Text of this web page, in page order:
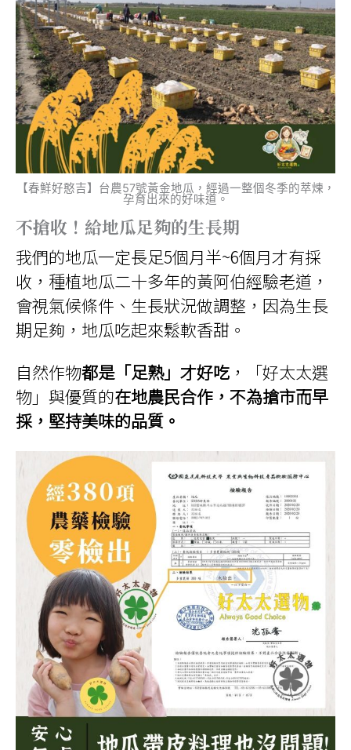
【春鮮好憨吉】台農57號黃金地瓜，經過一整個冬季的萃煉，
孕育出來的好味道。
不搶收！給地瓜足夠的生長期
我們的地瓜一定長足5個月半~6個月才有採
收，種植地瓜二十多年的黃阿伯經驗老道，
會視氣候條件、生長狀況做調整，因為生長
期足夠，地瓜吃起來鬆軟香甜。
自然作物都是「足熟」才好吃 ，「好太太選
物」與優質的在地農民合作，不為搶市而早
採，堅持美味的品質。